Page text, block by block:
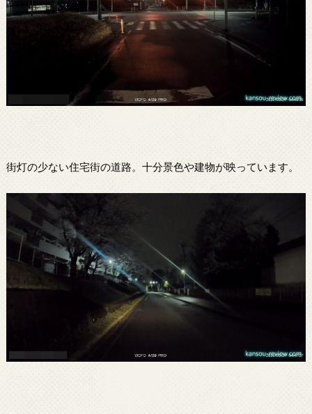
街灯の少ない住宅街の道路。十分景色や建物が映っています。